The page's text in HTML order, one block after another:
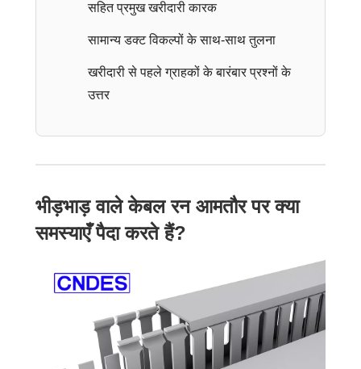
सहित प्रमुख खरीदारी कारक
सामान्य डक्ट विकल्पों के साथ-साथ तुलना
खरीदारी से पहले ग्राहकों के बारंबार प्रश्नों के
उत्तर
भीड़भाड़ वाले केबल रन आमतौर पर क्या
समस्याएँ पैदा करते हैं?